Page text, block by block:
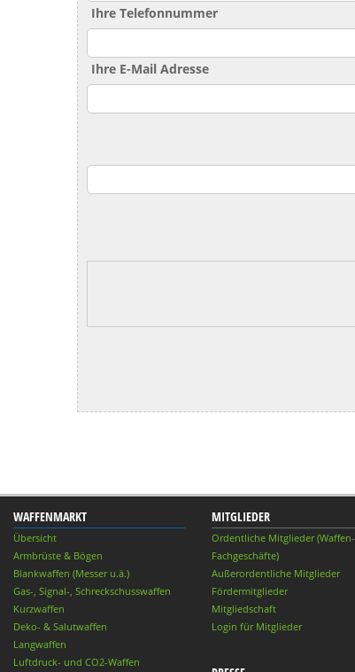
Ihre Telefonnummer
Ihre E-Mail Adresse
WAFFENMARKT
Übersicht
Armbrüste & Bögen
Blankwaffen (Messer u.ä.)
Gas-, Signal-, Schreckschusswaffen
Kurzwaffen
Deko- & Salutwaffen
Langwaffen
Luftdruck- und CO2-Waffen
MITGLIEDER
Ordentliche Mitglieder (Waffen-
Fachgeschäfte)
Außerordentliche Mitglieder
Fördermitglieder
Mitgliedschaft
Login für Mitglieder